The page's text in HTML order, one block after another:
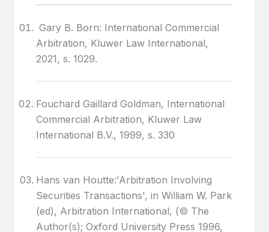
Gary B. Born: International Commercial
Arbitration, Kluwer Law International,
2021, s. 1029.
Fouchard Gaillard Goldman, International
Commercial Arbitration, Kluwer Law
International B.V., 1999, s. 330
Hans van Houtte:'Arbitration Involving
Securities Transactions', in William W. Park
(ed), Arbitration International, (© The
Author(s); Oxford University Press 1996,